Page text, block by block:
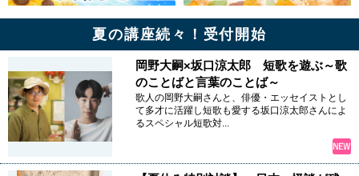
夏の講座続々！受付開始
岡野大嗣×坂口涼太郎 短歌を遊ぶ～歌
のことばと言葉のことば～
歌人の岡野大嗣さんと、俳優・エッセイストとし
て多才に活躍し短歌も愛する坂口涼太郎さんによ
るスペシャル短歌対...